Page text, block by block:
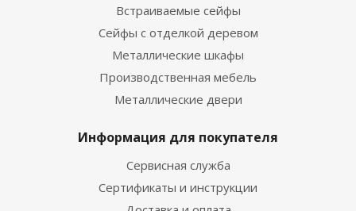
Встраиваемые сейфы
Сейфы с отделкой деревом
Металлические шкафы
Производственная мебель
Металлические двери
Информация для покупателя
Сервисная служба
Сертификаты и инструкции